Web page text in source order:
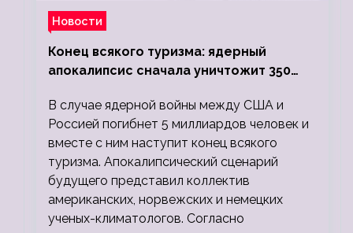
Новости
Конец всякого туризма: ядерный
апокалипсис сначала уничтожит 350
людей
В случае ядерной войны между США и
Россией погибнет 5 миллиардов человек и
вместе с ним наступит конец всякого
туризма. Апокалипсический сценарий
будущего представил коллектив
американских, норвежских и немецких
ученых-климатологов. Согласно